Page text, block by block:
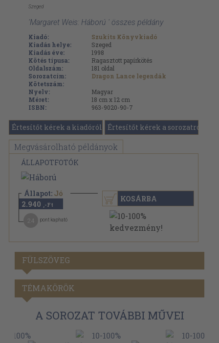
Szeged
'Margaret Weis: Háború ' összes példány
Kiadó:
Szukits Könyvkiadó
Kiadás helye:
Szeged
Kiadás éve:
1998
Kötés típusa:
Ragasztott papírkötés
Oldalszám:
181 oldal
Sorozatcím:
Dragon Lance legendák
Kötetszám:
Nyelv:
Magyar
Méret:
18 cm x 12 cm
ISBN:
963-9020-90-7
Értesítőt kérek a kiadóról Értesítőt kérek a sorozatról
Megvásárolható példányok
ÁLLAPOTFOTÓK
Állapot: Jó
2.940 ,-Ft
pont kapható
KOSÁRBA
FÜLSZÖVEG
TÉMAKÖRÖK
A SOROZAT TOVÁBBI MŰVEI